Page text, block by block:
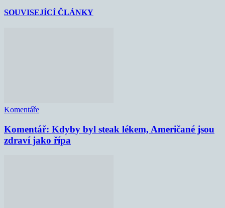
SOUVISEJÍCÍ ČLÁNKY
Komentáře
Komentář: Kdyby byl steak lékem, Američané jsou
zdraví jako řípa